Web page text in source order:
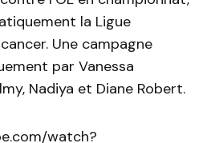
la Ligue
Une campagne
par Vanessa
Nadiya et Diane Robert.
watch?